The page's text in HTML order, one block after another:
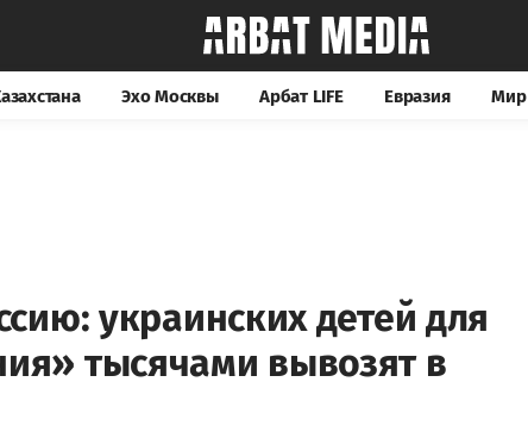
Эхо Москвы Арбат LIFE Евразия Мир
украинских детей для
тысячами вывозят в